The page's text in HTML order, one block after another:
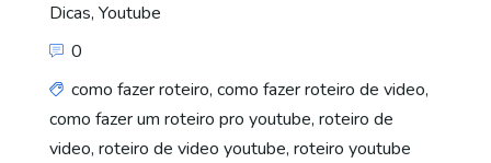
Dicas, Youtube
0
como fazer roteiro, como fazer roteiro de video,
como fazer um roteiro pro youtube, roteiro de
video, roteiro de video youtube, roteiro youtube